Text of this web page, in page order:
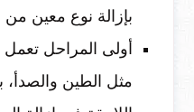
بإزالة نوع معين من
أولى المراحل
مثل الطين